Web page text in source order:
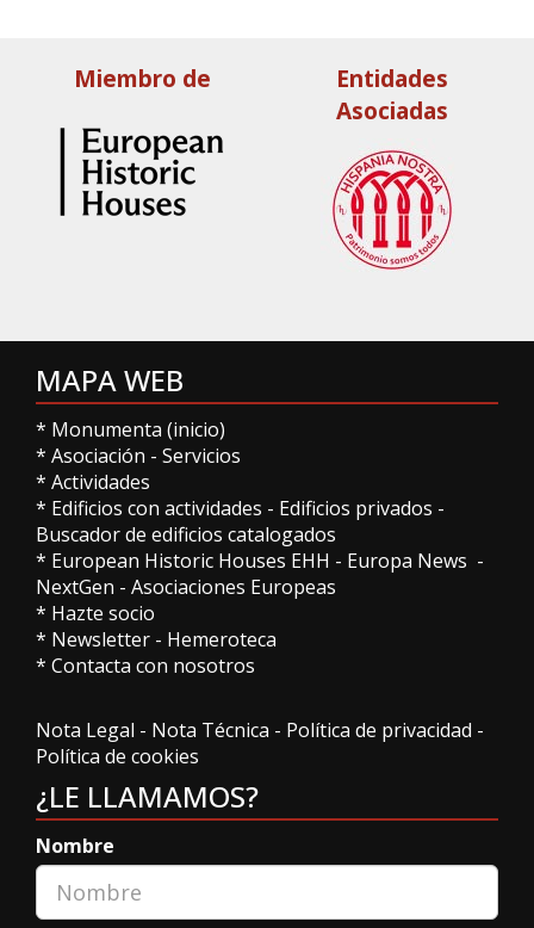
Miembro de
Entidades
Asociadas
MAPA WEB
* Monumenta (inicio)
* Asociación - Servicios
* Actividades
* Edificios con actividades - Edificios privados -
Buscador de edificios catalogados
* European Historic Houses EHH - Europa News -
NextGen - Asociaciones Europeas
* Hazte socio
* Newsletter - Hemeroteca
* Contacta con nosotros
Nota Legal - Nota Técnica - Política de privacidad -
Política de cookies
¿LE LLAMAMOS?
Nombre